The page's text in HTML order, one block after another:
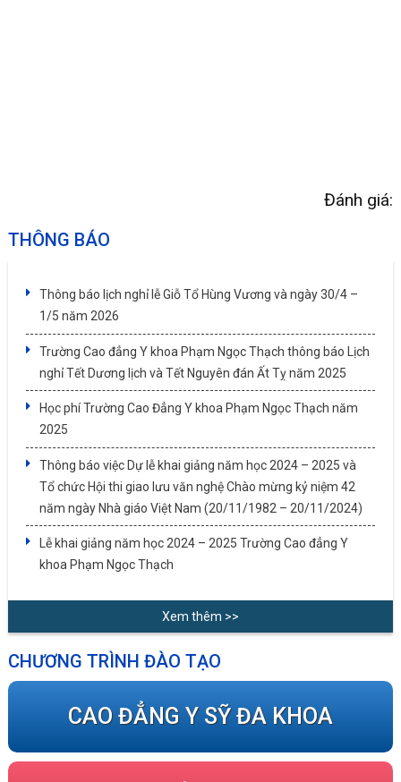
Đánh giá:
THÔNG BÁO
Thông báo lịch nghỉ lễ Giỗ Tổ Hùng Vương và ngày 30/4 –
1/5 năm 2026
Trường Cao đẳng Y khoa Phạm Ngọc Thạch thông báo Lịch
nghỉ Tết Dương lịch và Tết Nguyên đán Ất Tỵ năm 2025
Học phí Trường Cao Đẳng Y khoa Phạm Ngọc Thạch năm
2025
Thông báo việc Dự lễ khai giảng năm học 2024 – 2025 và
Tổ chức Hội thi giao lưu văn nghệ Chào mừng kỷ niệm 42
năm ngày Nhà giáo Việt Nam (20/11/1982 – 20/11/2024)
Lễ khai giảng năm học 2024 – 2025 Trường Cao đẳng Y
khoa Phạm Ngọc Thạch
Xem thêm >>
CHƯƠNG TRÌNH ĐÀO TẠO
CAO ĐẲNG Y SỸ ĐA KHOA